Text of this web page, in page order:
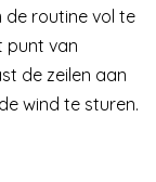
de routine vol te
punt van
de zeilen aan
wind te sturen.